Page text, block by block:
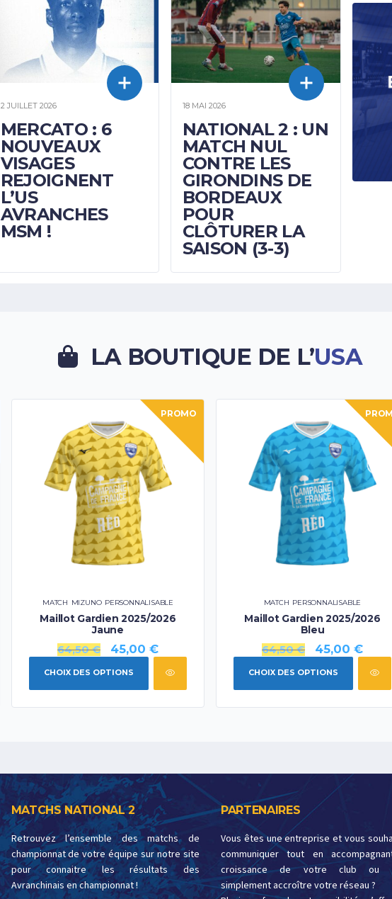
2 JUILLET 2026
MERCATO : 6
NOUVEAUX
VISAGES
REJOIGNENT
L’US
AVRANCHES
MSM !
18 MAI 2026
NATIONAL 2 : UN
MATCH NUL
CONTRE LES
GIRONDINS DE
BORDEAUX
POUR
CLÔTURER LA
SAISON (3-3)
LA BOUTIQUE DE L’USA
PROMO
MATCH MIZUNO, PERSONNALISABLE
Maillot Gardien 2025/2026
Jaune
64,50€ 45,00 €
CHOIX DES OPTIONS
MATCH PERSONNALISABLE
Maillot Gardien 2025/2026
Bleu
64,50€ 45,00 €
CHOIX DES OPTIONS
MATCHS NATIONAL 2
Retrouvez l’ensemble des matchs de
championnat de votre équipe sur notre site
pour connaitre les résultats des
Avranchinais en championnat !
PARTENAIRES
Vous êtes une entreprise et vous
communiquer tout en
croissance de votre club ou
simplement accroître votre réseau ?